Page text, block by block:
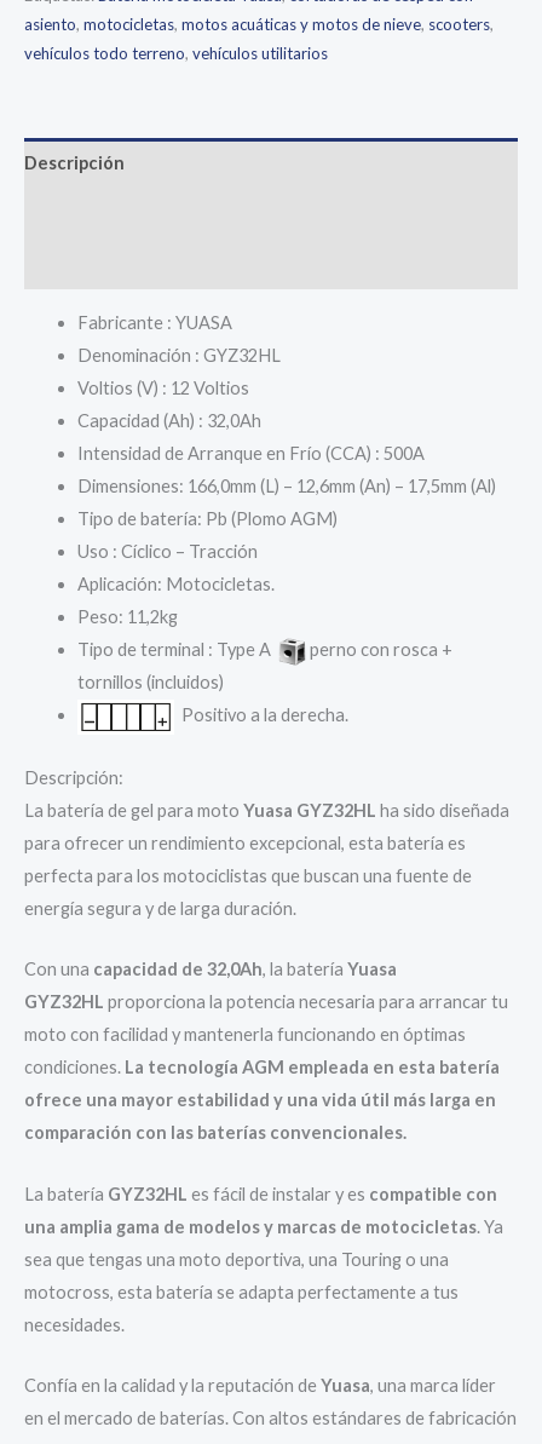
rendimiento
YUASA
asiento, motocicletas, motos acuáticas y motos de nieve, scooters,
vehículos todo terreno, vehículos utilitarios
Descripción
Fabricante : YUASA
Denominación : GYZ32HL
Voltios (V) : 12 Voltios
Capacidad (Ah) : 32,0Ah
Intensidad de Arranque en Frío (CCA) : 500A
Dimensiones: 166,0mm (L) – 12,6mm (An) – 17,5mm (Al)
Tipo de batería: Pb (Plomo AGM)
Uso : Cíclico – Tracción
Aplicación: Motocicletas.
Peso: 11,2kg
Tipo de terminal : Type A
perno con rosca +
tornillos (incluidos)
Positivo a la derecha.
Descripción:
La batería de gel para moto Yuasa GYZ32HL ha sido diseñada
para ofrecer un rendimiento excepcional, esta batería es
perfecta para los motociclistas que buscan una fuente de
energía segura y de larga duración.
Con una capacidad de 32,0Ah, la batería Yuasa
GYZ32HL proporciona la potencia necesaria para arrancar tu
moto con facilidad y mantenerla funcionando en óptimas
condiciones. La tecnología AGM empleada en esta batería
ofrece una mayor estabilidad y una vida útil más larga en
comparación con las baterías convencionales.
La batería GYZ32HL es fácil de instalar y es compatible con
una amplia gama de modelos y marcas de motocicletas. Ya
sea que tengas una moto deportiva, una Touring o una
motocross, esta batería se adapta perfectamente a tus
necesidades.
Confía en la calidad y la reputación deYuasa, una marca líder
en el mercado de baterías. Con altos estándares de fabricación